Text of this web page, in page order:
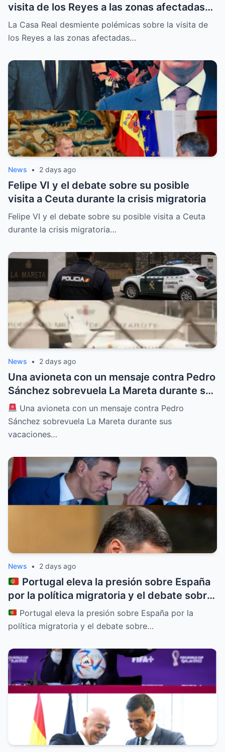
visita de los Reyes a las zonas afectadas
por los incendios en Madrid
La Casa Real desmiente polémicas sobre la visita de
los Reyes a las zonas afectadas…
News • 2 days ago
Felipe VI y el debate sobre su posible
visita a Ceuta durante la crisis migratoria
Felipe VI y el debate sobre su posible visita a Ceuta
durante la crisis migratoria…
News • 2 days ago
Una avioneta con un mensaje contra Pedro
Sánchez sobrevuela La Mareta durante sus
vacaciones en Lanzarote
Una avioneta con un mensaje contra Pedro
Sánchez sobrevuela La Mareta durante sus
vacaciones…
News • 2 days ago
Portugal eleva la presión sobre España
por la política migratoria y el debate sobre
el “efecto llamada”
Portugal eleva la presión sobre España por la
política migratoria y el debate sobre…